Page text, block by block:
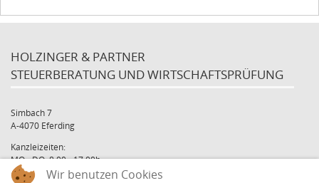
HOLZINGER & PARTNER
STEUERBERATUNG UND WIRTSCHAFTSPRÜFUNG
Simbach 7
A-4070 Eferding
Kanzleizeiten:
MO - DO: 8:00 - 17:00h
FR: 8:00 - 12:00hWir benutzen Cookies